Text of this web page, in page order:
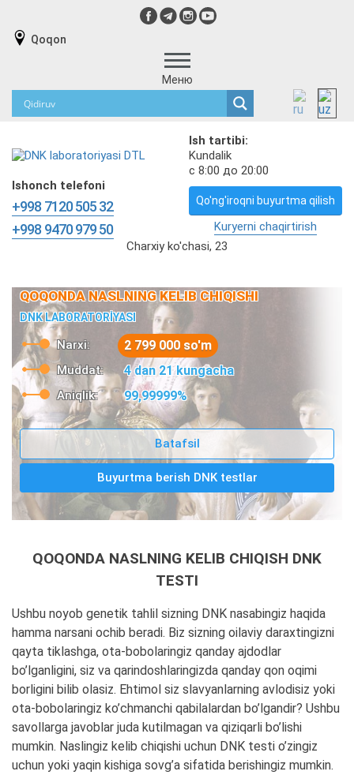
Qoqon
Меню
Ish tartibi:
Kundalik
с 8:00 до 20:00
Ishonch telefoni
+998 7120 505 32
+998 9470 979 50
Qo'ng'iroqni buyurtma qilish
Kuryerni chaqirtirish
Charxiy ko'chasi, 23
QOQONDA NASLNING KELIB CHIQISHI
DNK LABORATORİYASI
Narxi: 2 799 000 so'm
Muddat: 4 dan 21 kungacha
Aniqlik: 99,99999%
Batafsil
Buyurtma berish DNK testlar
QOQONDA NASLNING KELIB CHIQISH DNK
TESTI
Ushbu noyob genetik tahlil sizning DNK nasabingiz haqida
hamma narsani ochib beradi. Biz sizning oilaviy daraxtingizni
qayta tiklashga, ota-bobolaringiz qanday ajdodlar
bo’lganligini, siz va qarindoshlaringizda qanday qon oqimi
borligini bilib olasiz. Ehtimol siz slavyanlarning avlodisiz yoki
ota-bobolaringiz ko’chmanchi qabilalardan bo’lgandir? Ushbu
savollarga javoblar juda kutilmagan va qiziqarli bo’lishi
mumkin. Naslingiz kelib chiqishi uchun DNK testi o’zingiz
uchun yoki yaqin kishiga sovg’a sifatida berishingiz mumkin.